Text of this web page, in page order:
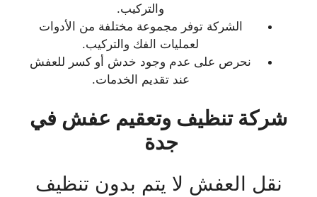
والتركيب.
الشركة توفر مجموعة مختلفة من الأدوات
لعمليات الفك والتركيب.
نحرص على عدم وجود خدش أو كسر للعفش
عند تقديم الخدمات.
شركة تنظيف وتعقيم عفش في
جدة
نقل العفش لا يتم بدون تنظيف